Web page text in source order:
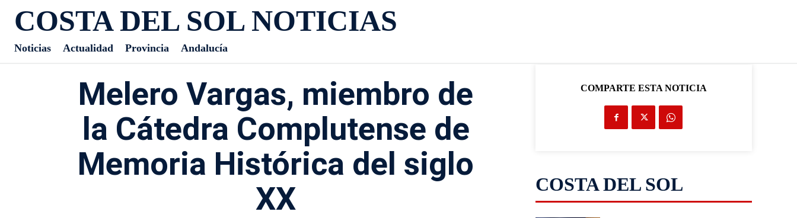
COSTA DEL SOL NOTICIAS
Noticias Actualidad Provincia Andalucía
Melero Vargas, miembro de
la Cátedra Complutense de
Memoria Histórica del siglo
XX
COMPARTE ESTA NOTICIA
COSTA DEL SOL